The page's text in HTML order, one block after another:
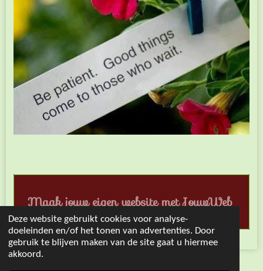
Deze website gebruikt cookies voor analyse-
doeleinden en/of het tonen van advertenties. Door
gebruik te blijven maken van de site gaat u hiermee
akkoord.
Maak jouw eigen website metJouwWeb